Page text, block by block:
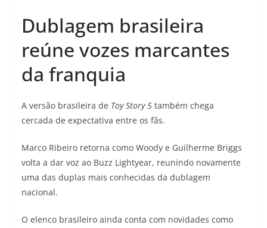
Dublagem brasileira
reúne vozes marcantes
da franquia
A versão brasileira de Toy Story 5 também chega
cercada de expectativa entre os fãs.
Marco Ribeiro retorna como Woody e Guilherme Briggs
volta a dar voz ao Buzz Lightyear, reunindo novamente
uma das duplas mais conhecidas da dublagem
nacional.
O elenco brasileiro ainda conta com novidades como